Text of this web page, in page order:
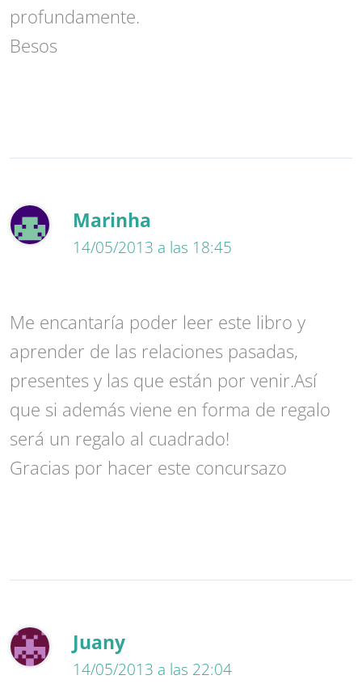
profundamente.
Besos
Marinha
14/05/2013 a las 18:45
Me encantaría poder leer este libro y
aprender de las relaciones pasadas,
presentes y las que están por venir.Así
que si además viene en forma de regalo
será un regalo al cuadrado!
Gracias por hacer este concursazo
Juany
14/05/2013 a las 22:04